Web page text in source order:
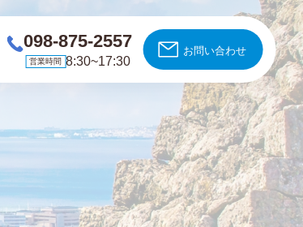
098-875-2557
営業時間 8:30~17:30
お問い合わせ